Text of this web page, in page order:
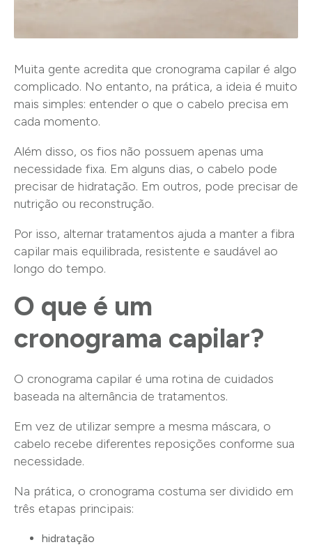
Muita gente acredita que cronograma capilar é algo
complicado. No entanto, na prática, a ideia é muito
mais simples: entender o que o cabelo precisa em
cada momento.
Além disso, os fios não possuem apenas uma
necessidade fixa. Em alguns dias, o cabelo pode
precisar de hidratação. Em outros, pode precisar de
nutrição ou reconstrução.
Por isso, alternar tratamentos ajuda a manter a fibra
capilar mais equilibrada, resistente e saudável ao
longo do tempo.
O que é um
cronograma capilar?
O cronograma capilar é uma rotina de cuidados
baseada na alternância de tratamentos.
Em vez de utilizar sempre a mesma máscara, o
cabelo recebe diferentes reposições conforme sua
necessidade.
Na prática, o cronograma costuma ser dividido em
três etapas principais:
hidratação